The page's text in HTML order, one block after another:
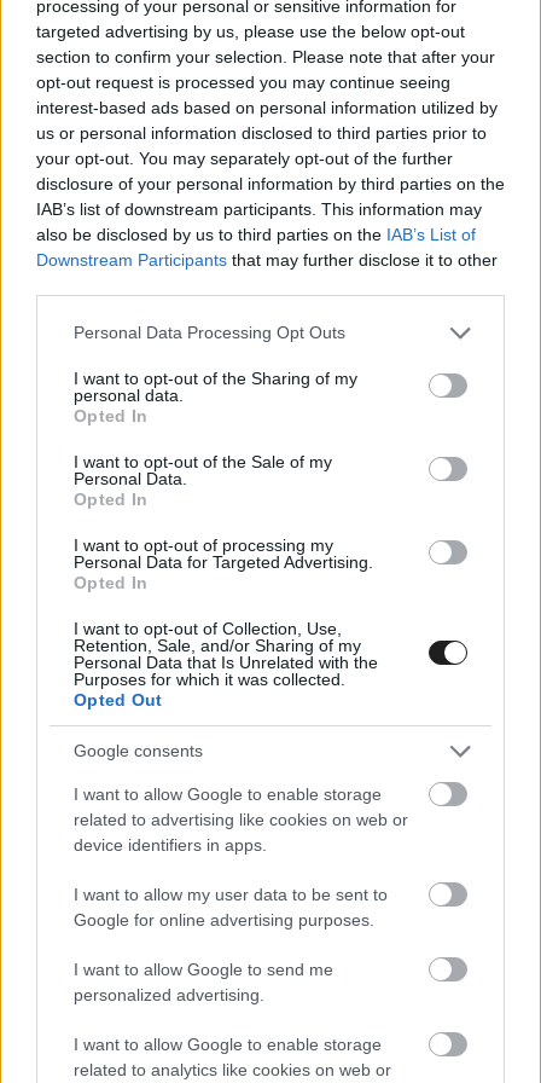
processing of your personal or sensitive information for
targeted advertising by us, please use the below opt-out
section to confirm your selection. Please note that after your
opt-out request is processed you may continue seeing
interest-based ads based on personal information utilized by
us or personal information disclosed to third parties prior to
your opt-out. You may separately opt-out of the further
disclosure of your personal information by third parties on the
IAB’s list of downstream participants. This information may
also be disclosed by us to third parties on the IAB’s List of
Downstream Participants that may further disclose it to other
Please note that this website/app uses one or more Google
not limited to your visit or usage behaviour. You may click to
grant or deny consent to Google and its third-party tags to
use your data for below specified purposes in below Google
consent section.
Personal Data Processing Opt Outs
I want to opt-out of the Sharing of my
personal data.
Opted In
I want to opt-out of the Sale of my
Personal Data.
Opted In
I want to opt-out of processing my
Personal Data for Targeted Advertising.
Opted In
I want to opt-out of Collection, Use,
Retention, Sale, and/or Sharing of my
Personal Data that Is Unrelated with the
Purposes for which it was collected.
Opted Out
Google consents
I want to allow Google to enable storage
related to advertising like cookies on web or
device identifiers in apps.
I want to allow my user data to be sent to
Google for online advertising purposes.
I want to allow Google to send me
personalized advertising.
I want to allow Google to enable storage
related to analytics like cookies on web or
es bajnoki címét, a Norisringen pedig mindig is
erős volt; nem is említve, hogy a Norisring a
hazai futamunk, így szükségünk van
mindenkire.”
neki kellett meghoznia ezt a döntést.
„Örülök, hogy a főnököm döntött helyettem” –
kezdte a svéd. „Nagyon szomorú, hogy a
rengeteg eseményből pont a hazai futamom
Holjesben és a kedvenc DTM-es futamom a
volna mindkét helyszínen, ám ezt logisztikailag
Gunnar Andersson fogja helyettesíteni